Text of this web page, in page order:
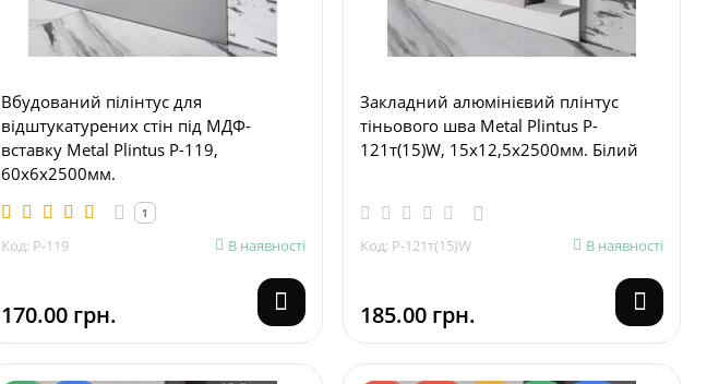
Вбудований пілінтус для
відштукатурених стін під МДФ-
вставку Metal Plintus P-119,
60х6х2500мм.
1
Код: P-119 В наявності
170.00 грн.
Закладний алюмінієвий плінтус
тіньового шва Metal Plintus P-
121т(15)W, 15х12,5х2500мм. Білий
Код: P-121т(15)W В наявності
185.00 грн.